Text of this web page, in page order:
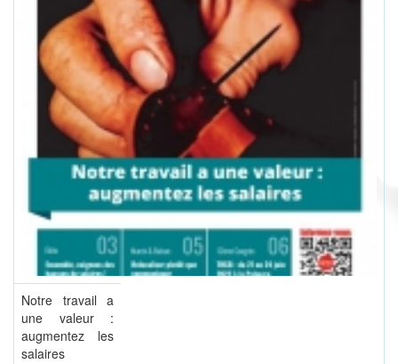
Notre travail a
une valeur :
augmentez les
salaires